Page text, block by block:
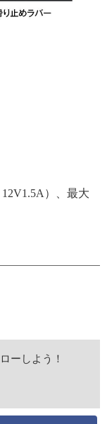
）、最大
ーしよう！